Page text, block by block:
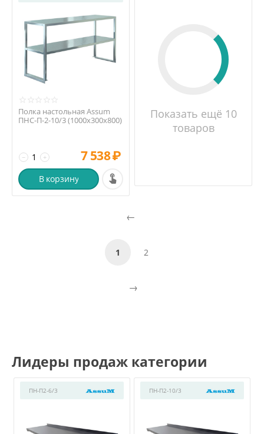
Полка настольная Assum
ПНС-П-2-10/3 (1000х300х800)
+
− 7 538₽
В корзину
Показать ещё 10
товаров
1 2
Лидеры продаж категории
ПН-П2-6/3 ПН-П2-10/3